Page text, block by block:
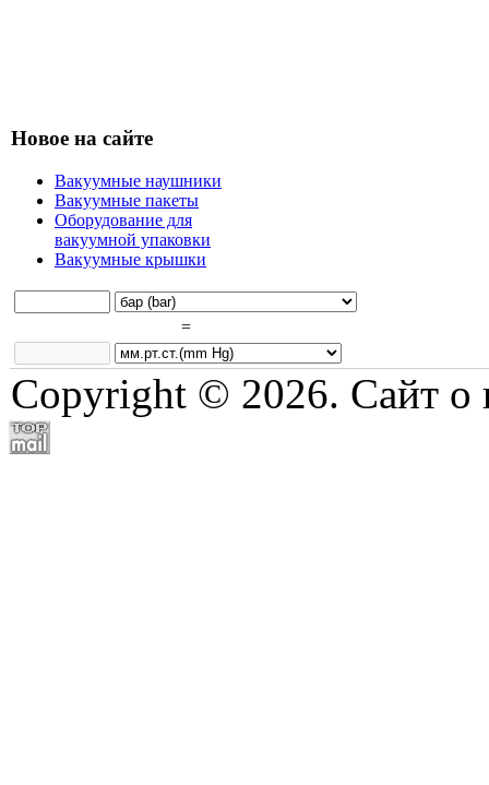
Новое на сайте
Вакуумные наушники
Вакуумные пакеты
Оборудование для
вакуумной упаковки
Вакуумные крышки
=
Copyright © 2026. Сайт о